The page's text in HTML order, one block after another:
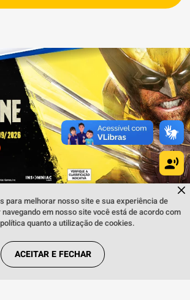
aqui
para melhorar nosso site e sua experiência de
em nosso site você está de acordo com
quanto a utilização de cookies.
ACEITAR E FECHAR